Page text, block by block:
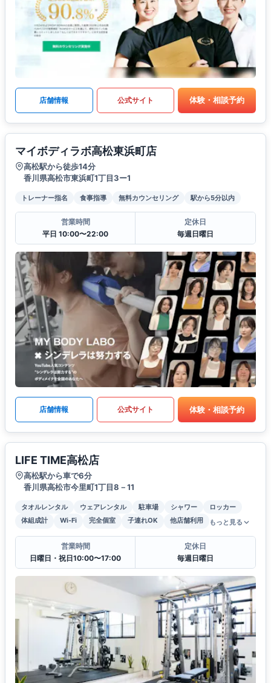
店舗情報 公式サイト 体験・相談予約
マイボディラボ高松東浜町店
高松駅から徒歩14分
香川県高松市東浜町1丁目3ー1
トレーナー指名 食事指導 無料カウンセリング 駅から5分以内
営業時間
平日 10:00〜22:00
定休日
毎週日曜日
店舗情報 公式サイト 体験・相談予約
LIFE TIME高松店
高松駅から車で6分
香川県高松市今里町1丁目8－11
タオルレンタル ウェアレンタル 駐車場 シャワー
ロッカー
体組成計
Wi-Fi 完全個室 子連れOK 他店舗利用 もっと見る
営業時間
日曜日・祝日10:00〜17:00
定休日
毎週日曜日